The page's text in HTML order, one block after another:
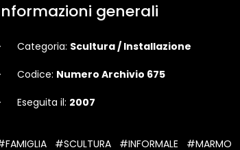
generali
Categoria: Scultura / Installazione
Codice: Numero Archivio 675
Eseguita il: 2007
#SCULTURA #INFORMALE #MARMO